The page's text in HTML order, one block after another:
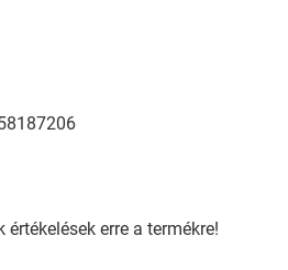
értékelések erre a termékre!